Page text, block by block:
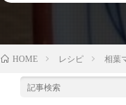
HOME レシピ 相葉